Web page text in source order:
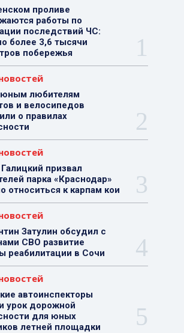
проливе
работы по
последствий ЧС:
более 3,6 тысячи
побережья
любителям
и велосипедов
о правилах
призвал
парка «Краснодар»
относиться к карпам кои
Затулин обсудил с
СВО развитие
реабилитации в Сочи
автоинспекторы
урок дорожной
для юных
летней площадки